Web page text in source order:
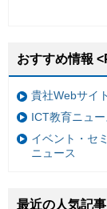
おすすめ情報
貴社Webサイ
ICT教育ニュ
イベント・セ
ニュース
最近の人気記事